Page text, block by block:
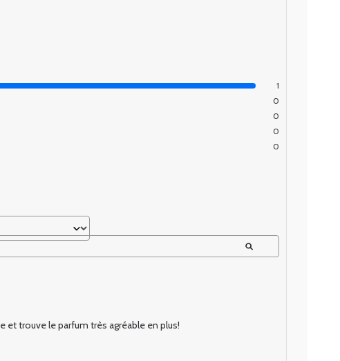
1
0
0
0
0
et trouve le parfum très agréable en plus!